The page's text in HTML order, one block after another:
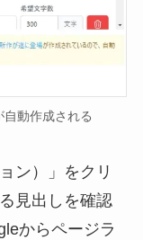
動作成される
ン）」をクリ
見出しを確認
からページラ